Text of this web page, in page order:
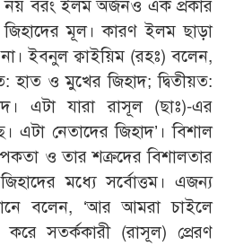
নয় বরং ইলম অর্জনও এক প্রকার
মূল। কারণ ইলম ছাড়া
ইবনুল ক্বাইয়িম (রহঃ) বলেন,
হাত ও মুখের জিহাদ; দ্বিতীয়ত:
এটা যারা রাসূল (ছাঃ)-এর
এটা নেতাদের জিহাদ’। বিশাল
ও তার শক্রদের বিশালতার
মধ্যে সর্বোত্তম। এজন্য
বলেন, ‘আর আমরা চাইলে
সতর্ককারী (রাসূল) প্রেরণ